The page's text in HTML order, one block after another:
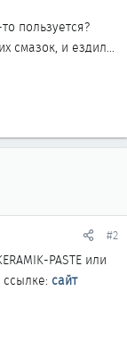
пользуется?
смазок, и ездил...
#2
PASTE или
ссылке: сайт